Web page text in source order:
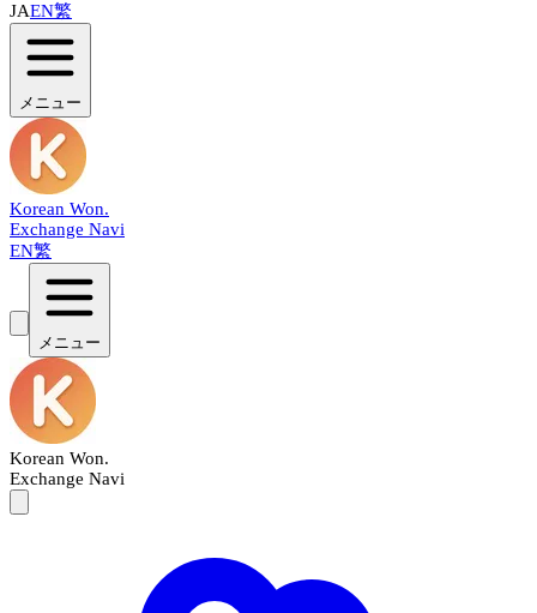
JAEN繁
メニュー
Korean Won.
Exchange Navi
EN繁
メニュー
Korean Won.
Exchange Navi